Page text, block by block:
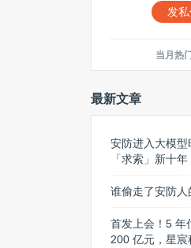
发
当月热
最新文章
安防进入大模型
「求索」新十年
谁偷走了安防人
首发上会！5 年
200 亿元，星宸